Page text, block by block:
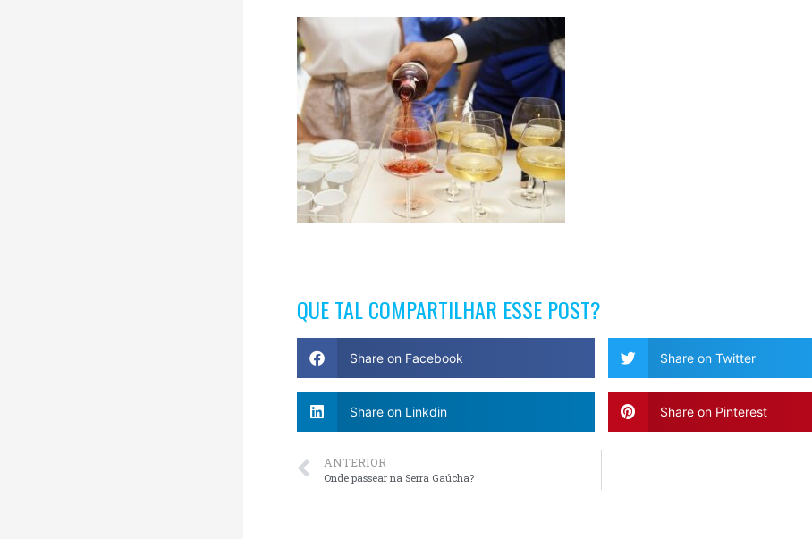
QUE TAL COMPARTILHAR ESSE POST?
Share on Facebook Share on Twitter
Share on Linkdin Share on Pinterest
ANTERIOR
Onde passear na Serra Gaúcha?